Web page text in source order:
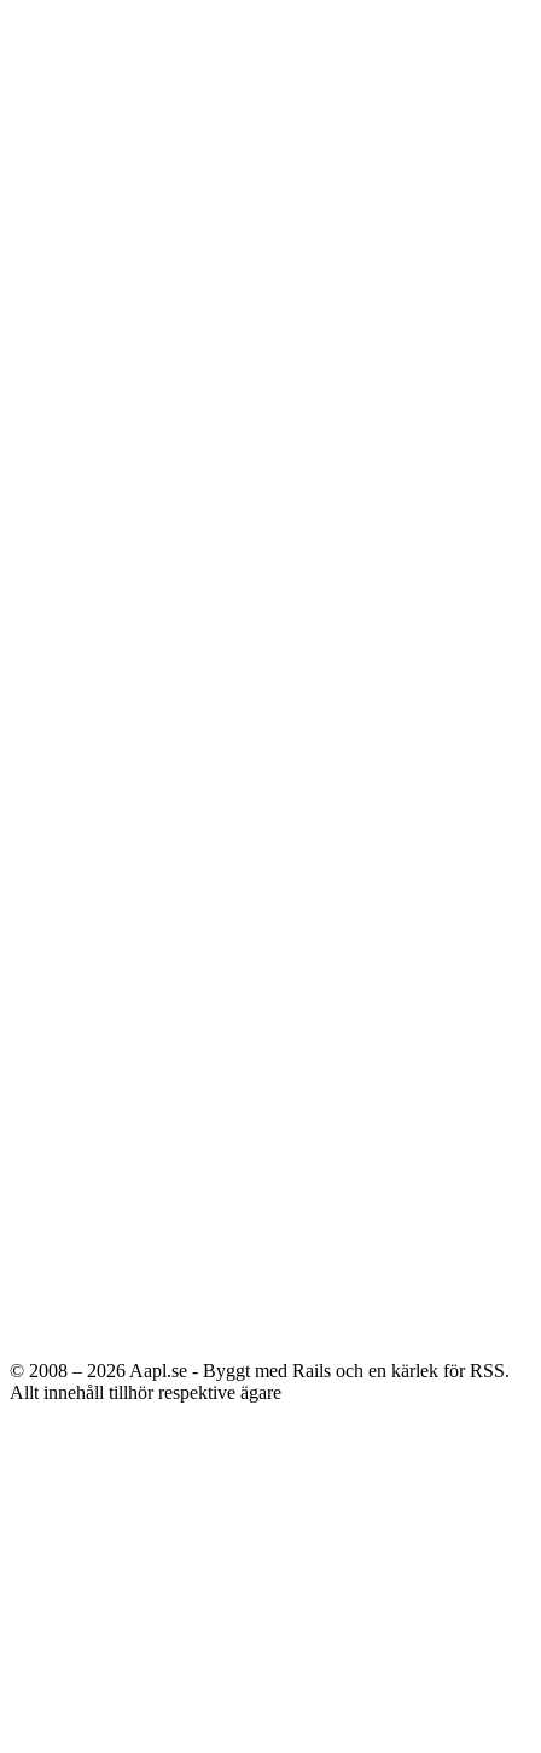
© 2008 – 2026 Aapl.se - Byggt med Rails och en kärlek för RSS.
Allt innehåll tillhör respektive ägare